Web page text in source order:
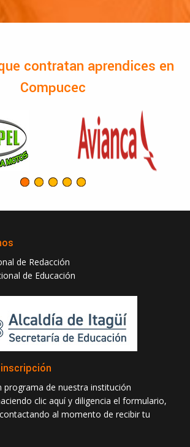
contratan aprendices en
Compucec
de Redacción
de Educación
programa de nuestra institución
clic aquí y diligencia el formulario,
al momento de recibir tu